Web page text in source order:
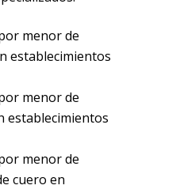
menor de
establecimientos
menor de
establecimientos
menor de
cuero en